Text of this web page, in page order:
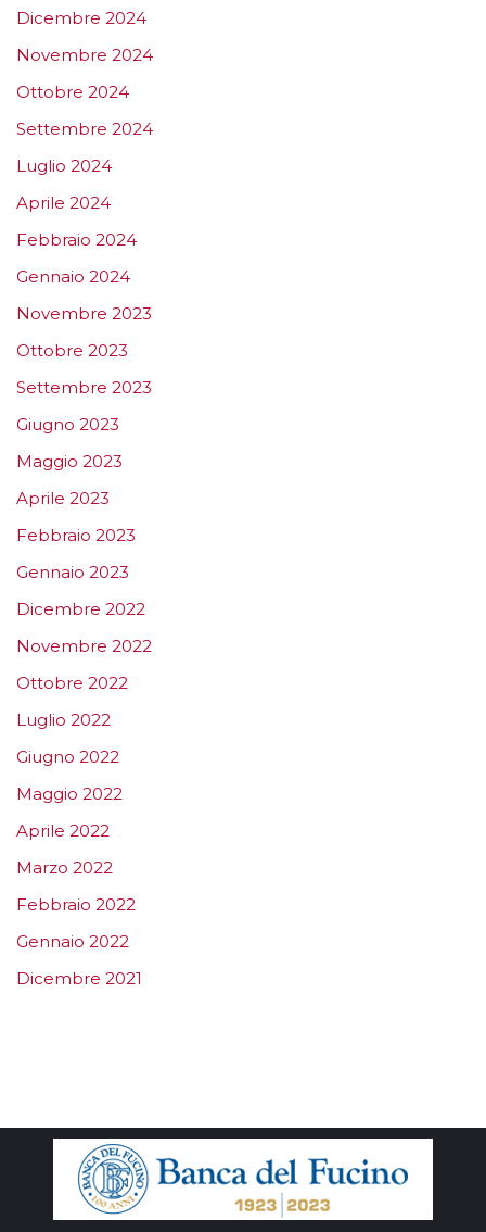
Dicembre 2024
Novembre 2024
Ottobre 2024
Settembre 2024
Luglio 2024
Aprile 2024
Febbraio 2024
Gennaio 2024
Novembre 2023
Ottobre 2023
Settembre 2023
Giugno 2023
Maggio 2023
Aprile 2023
Febbraio 2023
Gennaio 2023
Dicembre 2022
Novembre 2022
Ottobre 2022
Luglio 2022
Giugno 2022
Maggio 2022
Aprile 2022
Marzo 2022
Febbraio 2022
Gennaio 2022
Dicembre 2021